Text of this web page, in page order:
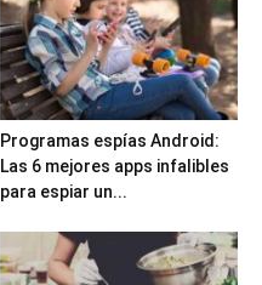
Programas espías Android:
Las 6 mejores apps infalibles
para espiar un...